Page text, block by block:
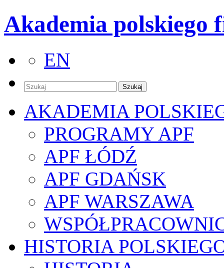
Akademia polskiego
EN
AKADEMIA
PROGRAMY APF
APF ŁÓDŹ
APF GDAŃSK
APF WARSZAWA
HISTORIA